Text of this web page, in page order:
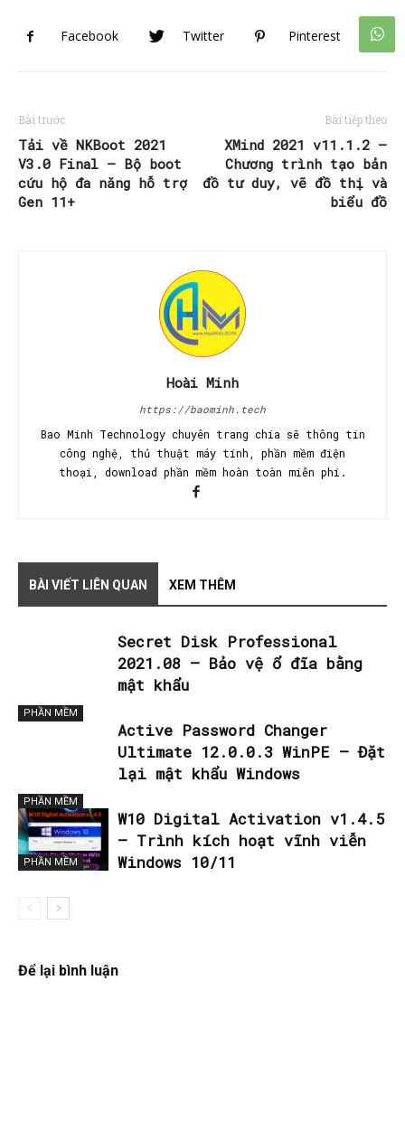
Facebook Twitter Pinterest
Bài trước
Tải về NKBoot 2021
V3.0 Final – Bộ boot
cứu hộ đa năng hỗ trợ
Gen 11+
Bài tiếp theo
XMind 2021 v11.1.2 –
Chương trình tạo bản
đồ tư duy, vẽ đồ thị và
biểu đồ
Hoài Minh
https://baominh.tech
Bao Minh Technology chuyên trang chia sẽ thông tin
công nghệ, thủ thuật máy tính, phần mềm điện
thoại, download phần mềm hoàn toàn miễn phí.
BÀI VIẾT LIÊN QUAN XEM THÊM
PHẦN MỀM
Secret Disk Professional
2021.08 – Bảo vệ ổ đĩa bằng
mật khẩu
PHẦN MỀM
Active Password Changer
Ultimate 12.0.0.3 WinPE – Đặt
lại mật khẩu Windows
PHẦN MỀM
W10 Digital Activation v1.4.5
– Trình kích hoạt vĩnh viễn
Windows 10/11
Để lại bình luận